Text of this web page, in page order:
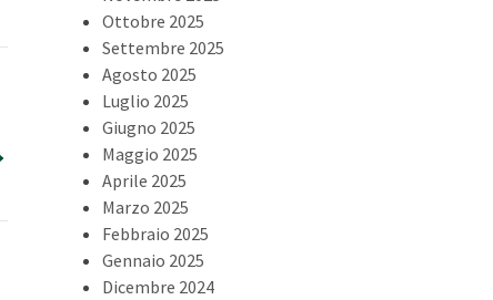
Ottobre 2025
Settembre 2025
Agosto 2025
Luglio 2025
Giugno 2025
Maggio 2025
Aprile 2025
Marzo 2025
Febbraio 2025
Gennaio 2025
Dicembre 2024